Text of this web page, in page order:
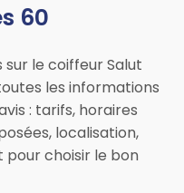
60
sur le coiffeur Salut
les informations
: tarifs, horaires
localisation,
pour choisir le bon